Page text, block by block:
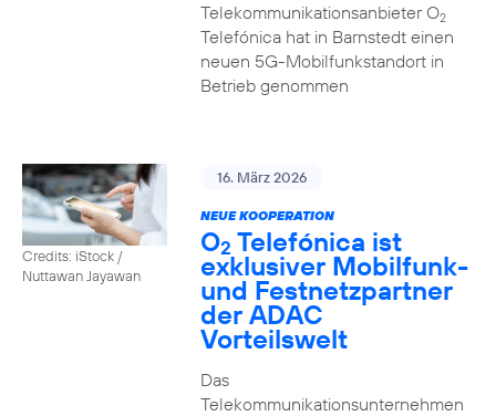
Telekommunikationsanbieter O2
Telefónica hat in Barnstedt einen
neuen 5G-Mobilfunkstandort in
Betrieb genommen
Credits: iStock /
Nuttawan Jayawan
16. März 2026
NEUE KOOPERATION
O2 Telefónica ist
exklusiver Mobilfunk-
und Festnetzpartner
der ADAC
Vorteilswelt
Das
Telekommunikationsunternehmen